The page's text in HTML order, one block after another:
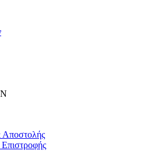
Αποστολής